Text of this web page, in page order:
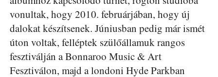
vonultak, hogy 2010. februárjában, hogy új
dalokat készítsenek. Júniusban pedig már ismét
úton voltak, felléptek szülőállamuk rangos
fesztiválján a Bonnaroo Music & Art
Fesztiválon, majd a londoni Hyde Parkban